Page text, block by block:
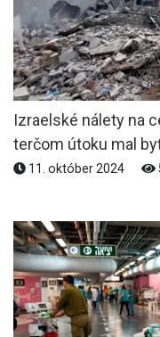
Izraelské nálety na
terčom útoku mal
11. október 2024